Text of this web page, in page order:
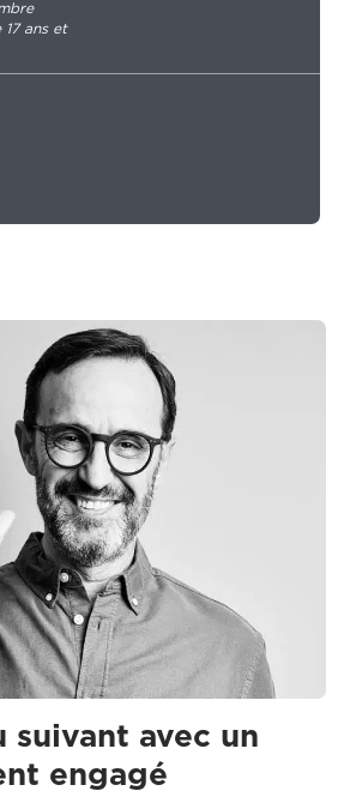
17 ans et
suivant avec un
engagé